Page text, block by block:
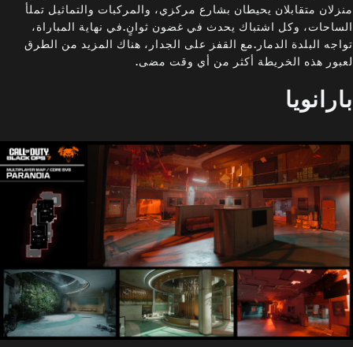
منزلان متقابلان يحيطان بشارع مركزي، والمركبات والتماثيل تملأ
الساحات، وكل اشتباك يحدث في غضون ثوانٍ.في نهاية المباراة،
تواجه البلدة الدمار.مع القفز على الجدار، هناك المزيد من الطرق
لعبور هذه الخريطة أكثر من أي وقت مضى.
بارانويا